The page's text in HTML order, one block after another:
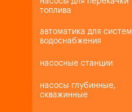
топлива
автоматика для систем
водоснабжения
насосные станции
насосы глубинные,
скважинные